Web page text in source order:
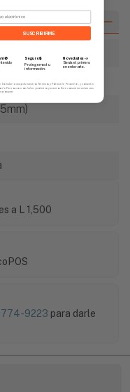
a L 1,500
9223 para darle
SUSCRIBIRME
🚫
Seguro 🔒
Protegemos tu
información.
Novedades📣
Serás el primero
en enterarte.
formulario, aceptás nuestros Términos y Política de Privacidad, y consentís
de Fierros con novedades, productos y eventos. Este consentimiento no es
comprar.